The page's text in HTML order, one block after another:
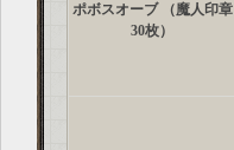
ポボスオーブ （魔人印章
30枚）